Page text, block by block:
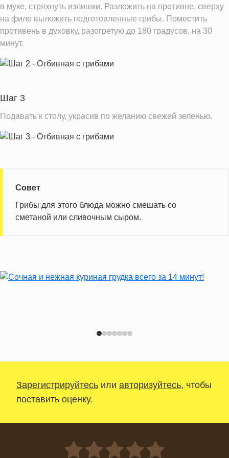
в муке, стряхнуть излишки. Разложить на противне, сверху
на филе выложить подготовленные грибы. Поместить
противень в духовку, разогретую до 180 градусов, на 30
минут.
Шаг 3
Подавать к столу, украсив по желанию свежей зеленью.
Совет
Грибы для этого блюда можно смешать со
сметаной или сливочным сыром.
Зарегистрируйтесь или авторизуйтесь, чтобы
поставить оценку.